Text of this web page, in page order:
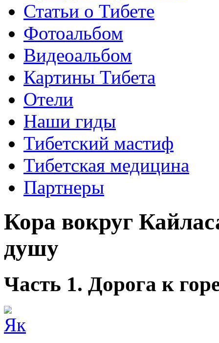
Статьи о Тибете
Фотоальбом
Видеоальбом
Картины Тибета
Отели
Наши гиды
Тибетский мастиф
Тибетская медицина
Партнеры
Кора вокруг
душу
Часть 1. Дорога к